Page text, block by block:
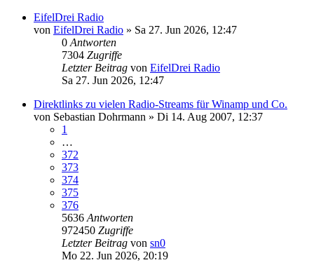
EifelDrei Radio
von EifelDrei Radio » Sa 27. Jun 2026, 12:47
0 Antworten
7304 Zugriffe
Letzter Beitrag von EifelDrei Radio
Sa 27. Jun 2026, 12:47
Direktlinks zu vielen Radio-Streams für Winamp und Co.
von Sebastian Dohrmann » Di 14. Aug 2007, 12:37
1
…
372
373
374
375
376
5636 Antworten
972450 Zugriffe
Letzter Beitrag von sn0
Mo 22. Jun 2026, 20:19